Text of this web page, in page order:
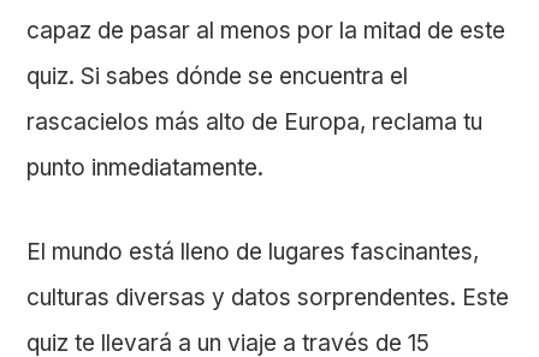
capaz de pasar al menos por la mitad de este
quiz. Si sabes dónde se encuentra el
rascacielos más alto de Europa, reclama tu
punto inmediatamente.
El mundo está lleno de lugares fascinantes,
culturas diversas y datos sorprendentes. Este
quiz te llevará a un viaje a través de 15